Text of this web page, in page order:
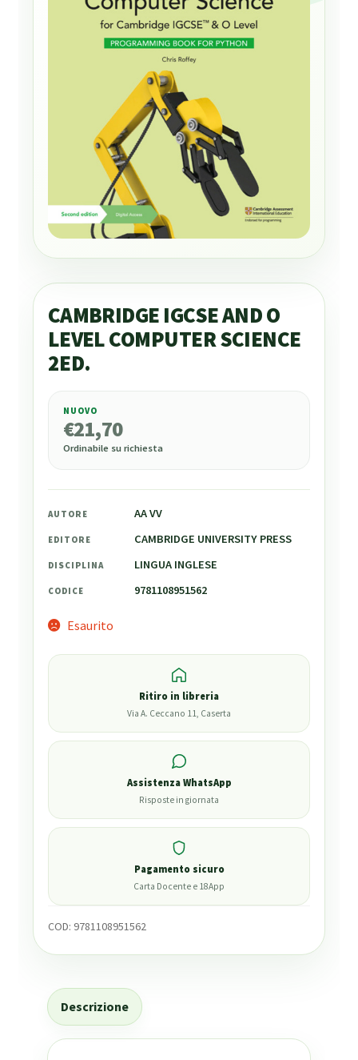
CAMBRIDGE IGCSE AND O
LEVEL COMPUTER SCIENCE
2ED.
21,70
NUOVO
€21,70
Ordinabile su richiesta
AUTORE AA VV
EDITORE CAMBRIDGE UNIVERSITY PRESS
DISCIPLINA LINGUA INGLESE
CODICE 9781108951562
Esaurito
Ritiro in libreria
Via A. Ceccano 11, Caserta
Assistenza WhatsApp
Risposte in giornata
Pagamento sicuro
Carta Docente e 18App
COD: 9781108951562
Descrizione